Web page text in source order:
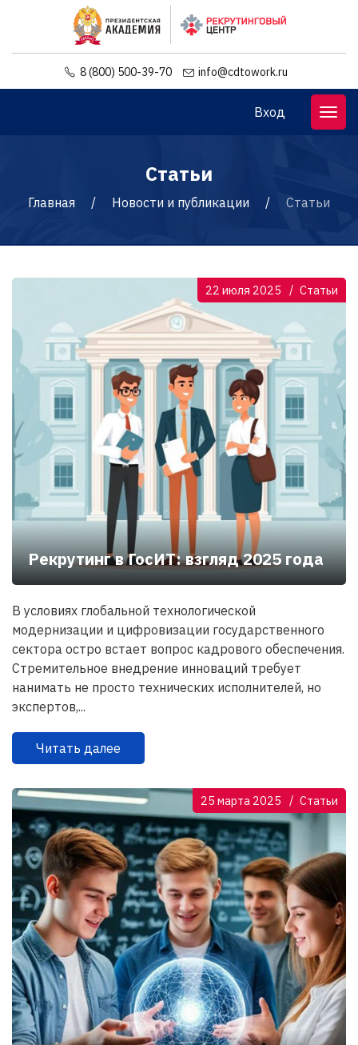
8 (800) 500-39-70 info@cdtowork.ru
Вход
Статьи
Главная Новости и публикации Статьи
22 июля 2025 Статьи
Рекрутинг в ГосИТ: взгляд 2025 года
В условиях глобальной технологической
модернизации и цифровизации государственного
сектора остро встает вопрос кадрового обеспечения.
Стремительное внедрение инноваций требует
нанимать не просто технических исполнителей, но
экспертов,...
Читать далее
25 марта 2025 Статьи